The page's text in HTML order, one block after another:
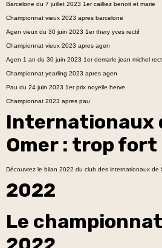
Barcelone du 7 juillet 2023 1er cailliez benoit et marie
Championnat vieux 2023 apres barcelone
Agen vieux du 30 juin 2023 1er thery yves rectif
Championnat vieux 2023 apres agen
Agen 1 an du 30 juin 2023 1er demarle jean michel
Championnat yearling 2023 apres agen
Pau du 24 juin 2023 1er prix noyelle herve
Championnat 2023 apres pau
Internationaux
Omer : trop fort
Découvrez le bilan 2022 du club des internationaux de
2022
Le